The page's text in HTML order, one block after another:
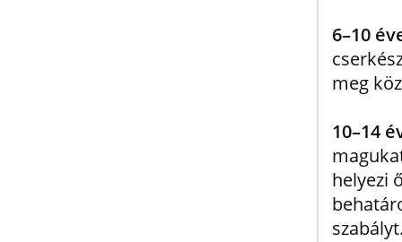
6–10
meg
10–14
helyezi